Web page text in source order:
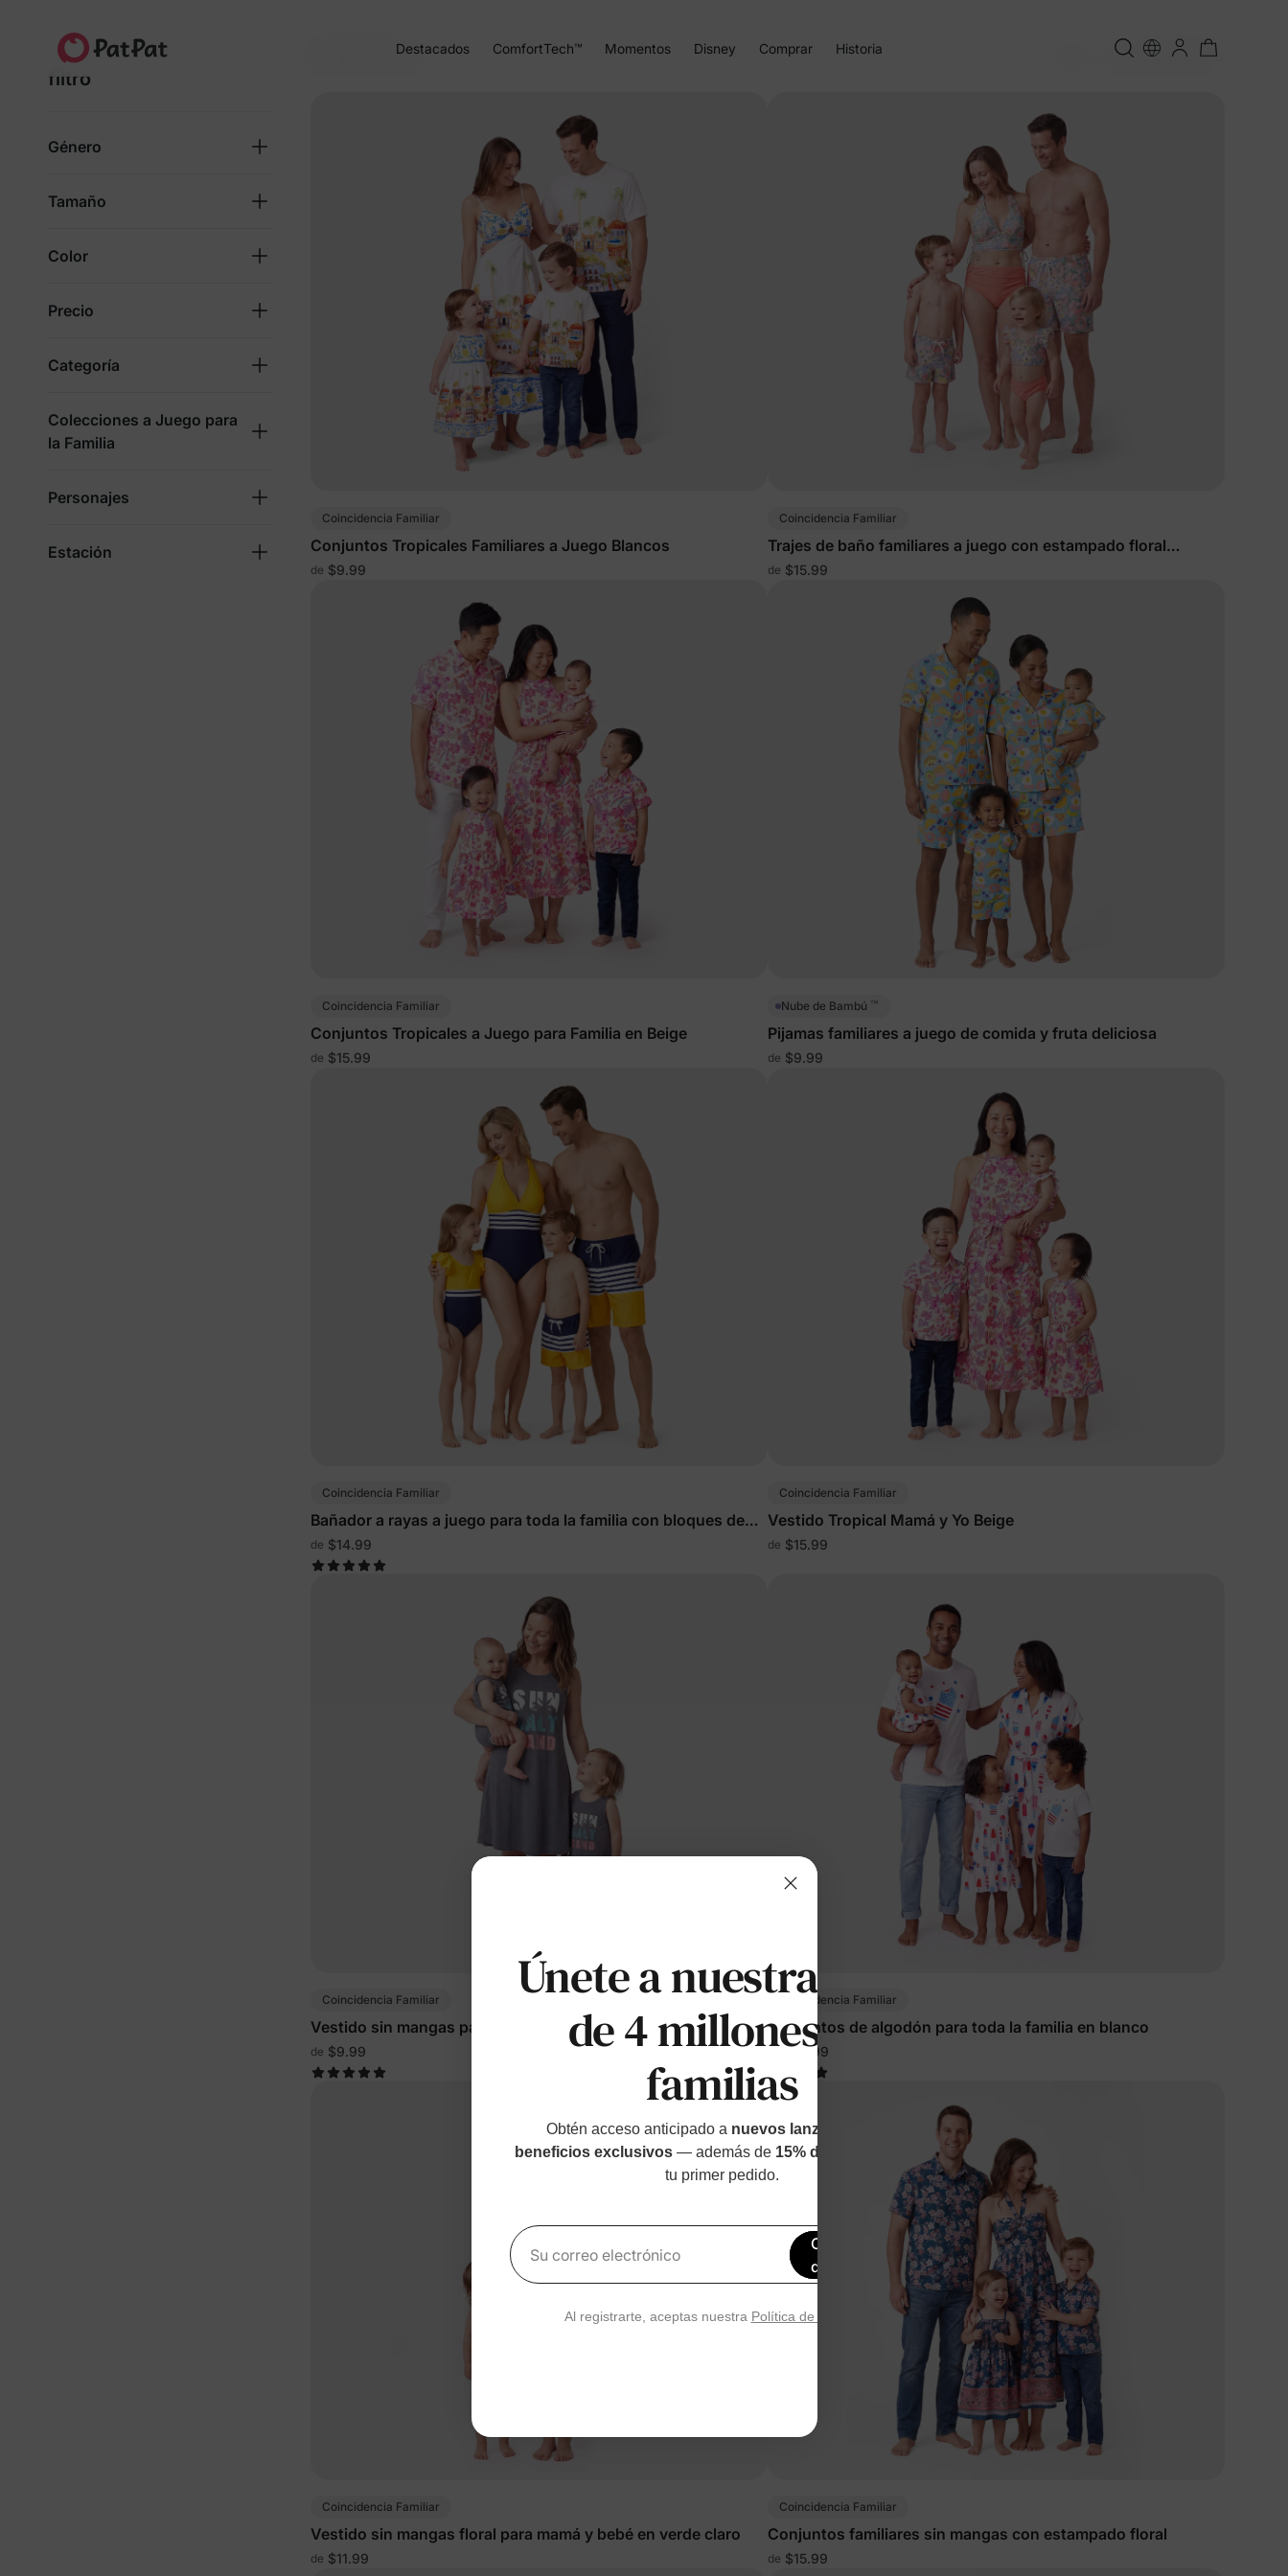
Destacados ComfortTech™ Momentos Disney Comprar Historia
4.8★ 4 M+ familias 552 Resultados Características
filtro
Género
Tamaño
Color
Precio
Categoría
Colecciones a Juego para
la Familia
Personajes
Estación
Coincidencia Familiar
Conjuntos Tropicales Familiares a Juego Blancos
de $9.99
Coincidencia Familiar
Trajes de baño familiares a juego con estampado floral
multicolor
de $15.99
Coincidencia Familiar
Conjuntos Tropicales a Juego para Familia en Beige
de $15.99
Nube de Bambú ™
Pijamas familiares a juego de comida y fruta deliciosa
de $9.99
Coincidencia Familiar
Bañador a rayas a juego para toda la familia con bloques de
color
de $14.99
Coincidencia Familiar
Vestido Tropical Mamá y Yo Beige
de $15.99
Coincidencia Familiar
Vestido sin mangas para mamá y yo gris
de $9.99
Coincidencia Familiar
Conjuntos de algodón para toda la familia en blanco
$10.99
Coincidencia Familiar
Vestido sin mangas floral para mamá y bebé en verde claro
de $11.99
Coincidencia Familiar
Conjuntos familiares sin mangas con estampado floral
de $15.99
Únete a nuestras más
de 4 millones de
familias
Obtén acceso anticipado a nuevos lanzamientos y
beneficios exclusivos— además de 15% de descuento
tu primer pedido.
Su correo electrónico
Obtén un 15%
de descuento
Al registrarte, aceptas nuestra Política de privacidad